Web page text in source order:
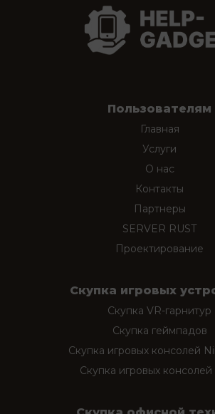
Пользователям
Главная
Услуги
О нас
Контакты
Партнеры
SERVER RUST
Проектирование
Скупка игровых
Скупка VR-гарнитур
Скупка геймпадов
Скупка игровых консолей
Скупка игровых консолей